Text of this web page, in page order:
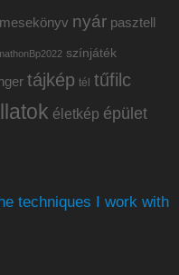
mesekönyv nyár pasztell
színjáték
tájkép tél tűfilc
életkép épület
techniques I work with